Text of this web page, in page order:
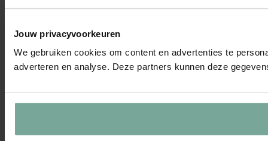
Jouw privacyvoorkeuren
We gebruiken cookies om content en advertenties te
adverteren en analyse. Deze partners kunnen deze